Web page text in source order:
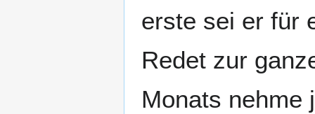
erste sei er für
Redet zur
Monats nehme